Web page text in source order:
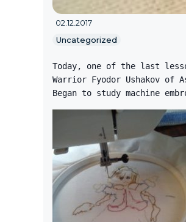
02.12.2017
Uncategorized
Today, one of the last
Warrior Fyodor Ushakov of
Began to study machine